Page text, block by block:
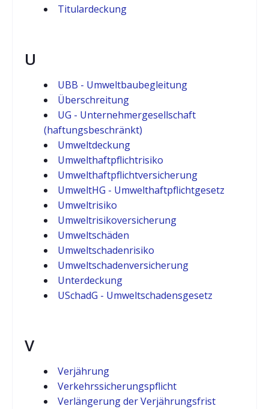
Titulardeckung
U
UBB - Umweltbaubegleitung
Überschreitung
UG - Unternehmergesellschaft
(haftungsbeschränkt)
Umweltdeckung
Umwelthaftpflichtrisiko
Umwelthaftpflichtversicherung
UmweltHG - Umwelthaftpflichtgesetz
Umweltrisiko
Umweltrisikoversicherung
Umweltschäden
Umweltschadenrisiko
Umweltschadenversicherung
Unterdeckung
USchadG - Umweltschadensgesetz
V
Verjährung
Verkehrssicherungspflicht
Verlängerung der Verjährungsfrist